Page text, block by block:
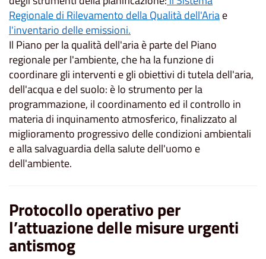
Regionale di Rilevamento della Qualità dell'Ariae
l'inventario delle emissioni.
Il Piano per la qualità dell'aria è parte del Piano
regionale per l'ambiente, che ha la funzione di
coordinare gli interventi e gli obiettivi di tutela dell'aria,
dell'acqua e del suolo: è lo strumento per la
programmazione, il coordinamento ed il controllo in
materia di inquinamento atmosferico, finalizzato al
miglioramento progressivo delle condizioni ambientali
e alla salvaguardia della salute dell'uomo e
dell'ambiente.
Protocollo operativo per
l’attuazione delle misure urgenti
antismog